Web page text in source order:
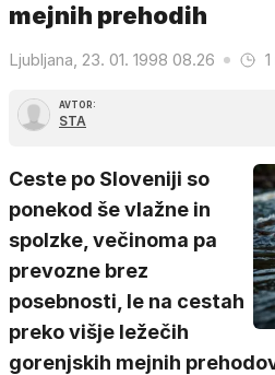
mejnih prehodih
Ljubljana, 23. 01. 1998 08.26
AVTOR:
STA
Ceste po Sloveniji so
ponekod še vlažne in
spolzke, večinoma pa
prevozne brez
posebnosti, le na cestah
preko višje ležečih
gorenjskih mejnih